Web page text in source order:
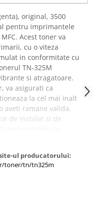
original, 3500
pentru imprimantele
Acest toner va
cu o viteza
in conformitate cu
TN-325M
si atragatoare.
va asigurati ca
la cel mai inalt
aveti ramane valida.
de instalat si de
HL-4140CN,
MFC-9460CDN,
ul producatorului:
toner/tn/tn325m